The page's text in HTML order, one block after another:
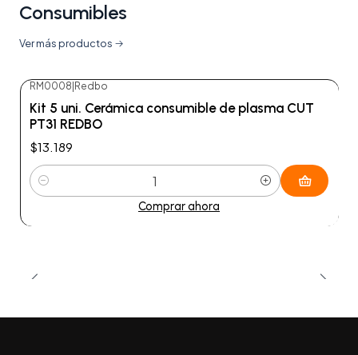
Consumibles
Ver más productos
RM0008 Redbo
Kit 5 uni. Cerámica consumible de plasma CUT
PT31 REDBO
$13.189
Cantidad
Comprar ahora